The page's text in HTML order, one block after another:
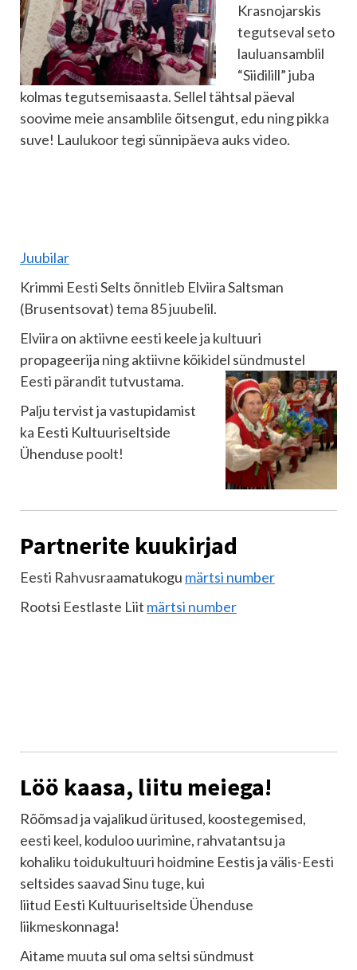
Krasnojarskis
tegutseval seto
lauluansamblil
“Siidilill” juba
kolmas tegutsemisaasta. Sellel tähtsal päeval
soovime meie ansamblile õitsengut, edu ning pikka
suve! Laulukoor tegi sünnipäeva auks video.
Juubilar
Krimmi Eesti Selts õnnitleb Elviira Saltsman
(Brusentsovat) tema 85 juubelil.
Elviira on aktiivne eesti keele ja kultuuri
propageerija ning aktiivne kõikidel sündmustel
Eesti pärandit tutvustama.
Palju tervist ja vastupidamist
ka Eesti Kultuuriseltside
Ühenduse poolt!
Partnerite kuukirjad
Eesti Rahvusraamatukogu märtsi number
Rootsi Eestlaste Liit märtsi number
Löö kaasa, liitu meiega!
Rõõmsad ja vajalikud üritused, koostegemised,
eesti keel, koduloo uurimine, rahvatantsu ja
kohaliku toidukultuuri hoidmine Eestis ja välis-Eesti
seltsides saavad Sinu tuge, kui
liitud Eesti Kultuuriseltside Ühenduse
liikmeskonnaga!
Aitame muuta sul oma seltsi sündmust